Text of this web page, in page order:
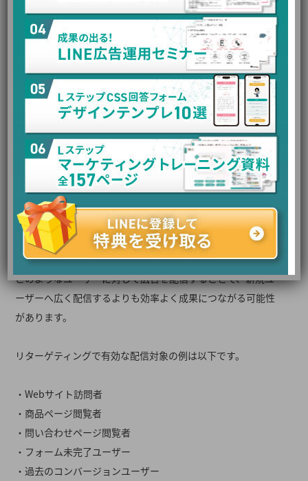
リターゲティングでは絞り込みが
有効
ターゲティングを絞るべき代表的なケースが、リターゲティン
グ配信です。
たとえば、Webサイトを訪問したユーザー、資料請求ページ
を閲覧したユーザー、商品ページを見たユーザーなどは、す
でに一定の興味を持っている可能性があります。
このようなユーザーに対して広告を配信することで、新規ユ
ーザーへ広く配信するよりも効率よく成果につながる可能性
があります。
リターゲティングで有効な配信対象の例は以下です。
・Webサイト訪問者
・商品ページ閲覧者
・問い合わせページ閲覧者
・フォーム未完了ユーザー
・過去のコンバージョンユーザー